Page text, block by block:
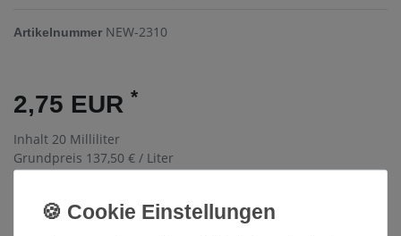
Artikelnummer NEW-2310
2,75 EUR *
Inhalt 20 Milliliter
Grundpreis 137,50 € / Liter